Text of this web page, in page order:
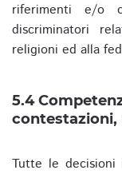
riferimenti e/o
discriminatori
religioni ed alla
5.4
contestazioni,
Tutte le